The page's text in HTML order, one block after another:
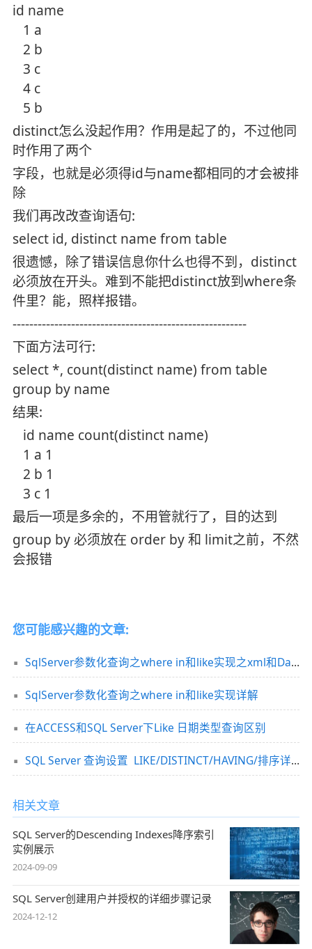
id name
1 a
2 b
3 c
4 c
5 b
distinct怎么没起作用？作用是起了的，不过他同
时作用了两个
字段，也就是必须得id与name都相同的才会被排
除
我们再改改查询语句:
select id, distinct name from table
很遗憾，除了错误信息你什么也得不到，distinct
必须放在开头。难到不能把distinct放到where条
件里？能，照样报错。
--------------------------------------------------------
下面方法可行:
select *, count(distinct name) from table
group by name
结果:
id name count(distinct name)
1 a 1
2 b 1
3 c 1
最后一项是多余的，不用管就行了，目的达到
group by 必须放在 order by 和 limit之前，不然
会报错
您可能感兴趣的文章:
SqlServer参数化查询之where in和like实现之xml和DataTable传参介绍
SqlServer参数化查询之where in和like实现详解
在ACCESS和SQL Server下Like 日期类型查询区别
SQL Server 查询设置 LIKE/DISTINCT/HAVING/排序详解
相关文章
SQL Server的Descending Indexes降序索引
实例展示
2024-09-09
SQL Server创建用户并授权的详细步骤记录
2024-12-12